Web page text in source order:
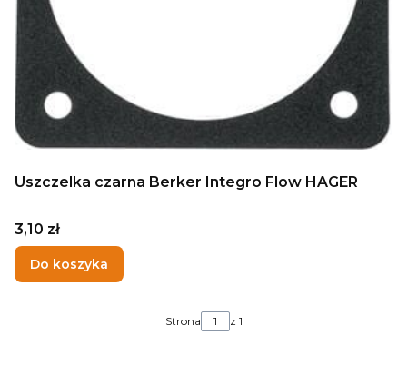
Uszczelka czarna Berker Integro Flow HAGER
Cena
3,10 zł
Do koszyka
Strona z 1